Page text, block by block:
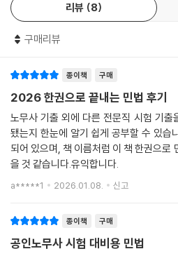
리뷰 8
구매리뷰
종이책 구매
2026 한권으로 끝내는 민법 후기
노무사 기출 외에 다른 전문직 시험 기출
됐는지 한눈에 알기 쉽게 공부할 수 있습
되어 있으며, 책 이름처럼 이 책 한권으로
을 것 같습니다.유익합니다.
a*****1 2026.01.08. 신고
종이책 구매
공인노무사 시험 대비용 민법